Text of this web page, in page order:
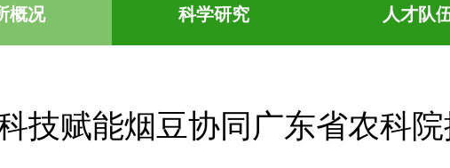
概况 科学研究 人才队
技赋能烟豆协同广东省农科